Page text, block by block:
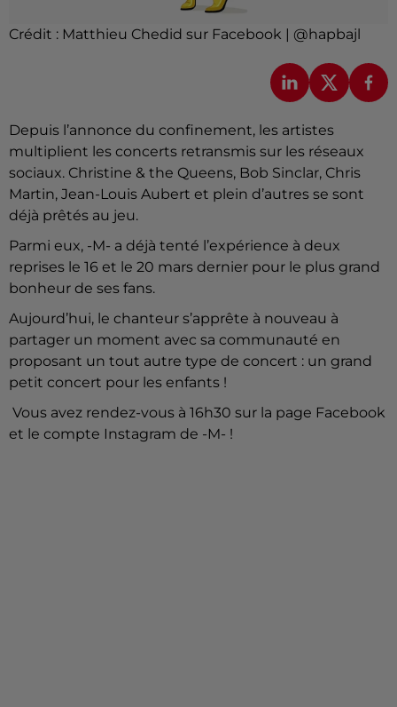
Crédit : Matthieu Chedid sur Facebook | @hapbajl
Depuis l’annonce du confinement, les artistes
multiplient les concerts retransmis sur les réseaux
sociaux. Christine & the Queens, Bob Sinclar, Chris
Martin, Jean-Louis Aubert et plein d’autres se sont
déjà prêtés au jeu.
Parmi eux, -M- a déjà tenté l’expérience à deux
reprises le 16 et le 20 mars dernier pour le plus grand
bonheur de ses fans.
Aujourd’hui, le chanteur s’apprête à nouveau à
partager un moment avec sa communauté en
proposant un tout autre type de concert : un grand
petit concert pour les enfants !
Vous avez rendez-vous à 16h30 sur la page Facebook
et le compte Instagram de -M- !